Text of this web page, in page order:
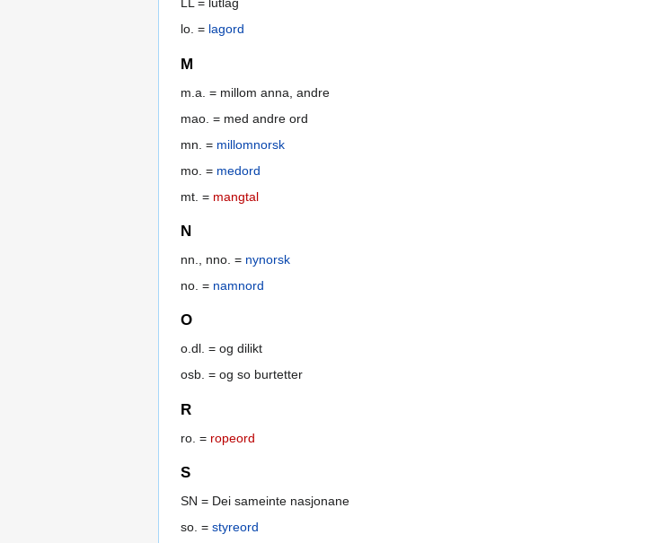
lo. = lagord
M
m.a. = millom anna, andre
mao. = med andre ord
mn. = millomnorsk
mo. = medord
mt. = mangtal
N
nn., nno. = nynorsk
no. = namnord
O
o.dl. = og dilikt
osb. = og so burtetter
R
ro. = ropeord
S
SN = Dei sameinte nasjonane
so. = styreord